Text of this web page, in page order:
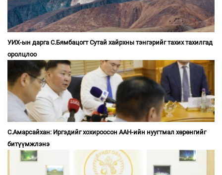
УИХ-ын дарга С.Бямбацогт Сутай хайрхны тэнгэрийг тахих тахилгад
оролцлоо
С.Амарсайхан: Иргэдийг хохироосон ААН-ийн нуугтмал хөрөнгийг
битүүмжлэнэ